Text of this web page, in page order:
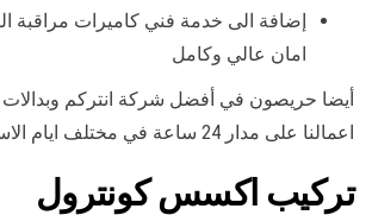
إضافة الى خدمة فني كاميرات مراقبة
امان عالي وكامل
أيضا حريصون في أفضل شركة انتركم وبدالات
اعمالنا على مدار 24 ساعة في مختلف ايام الاسبوع.
تركيب اكسس كونترول